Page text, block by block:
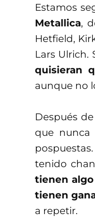
Estamos
Metallica,
Hetfield,
Lars
quisieran
aunque no
Después
que nunca
tenido
tienen algo
tienen
a repetir.